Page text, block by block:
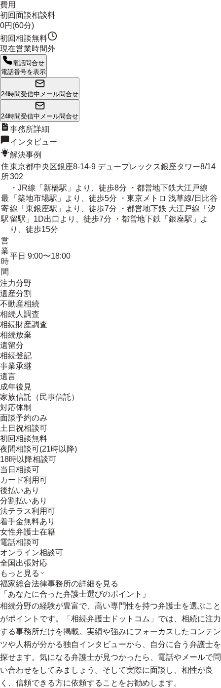
費用
初回面談相談料
0円(60分)
初回相談無料
現在営業時間外
電話問合せ
電話番号を表示
24時間受信中 メール問合せ
24時間受信中 メール問合せ
事務所詳細
インタビュー
解決事例
住
所
東京都中央区銀座8-14-9 デュープレックス銀座タワー8/14
302
最
寄
駅
・JR線「新橋駅」より、徒歩8分 ・都営地下鉄大江戸線
「築地市場駅」より、徒歩5分 ・東京メトロ 浅草線/日比谷
線「東銀座駅」より、徒歩7分 ・都営地下鉄 大江戸線「汐
留駅」1D出口より、徒歩7分 ・都営地下鉄「銀座駅」よ
り、徒歩15分
営
業
時
間
平日 9:00〜18:00
注力分野
遺産分割
不動産相続
相続人調査
相続財産調査
相続放棄
遺留分
相続登記
事業承継
遺言
成年後見
家族信託（民事信託）
対応体制
面談予約のみ
土日祝相談可
初回相談無料
夜間相談可(21時以降)
18時以降相談可
当日相談可
カード利用可
後払いあり
分割払いあり
法テラス利用可
着手金無料あり
女性弁護士在籍
電話相談可
オンライン相談可
全国出張対応
もっと見る
福家総合法律事務所の詳細を見る
「あなたに合った弁護士選びのポイント」
相続分野の経験が豊富で、高い専門性を持つ弁護士を選ぶこと
がポイントです。「相続弁護士ドットコム」では、相続に注力
する事務所だけを掲載。実績や強みにフォーカスしたコンテン
ツや人柄が分かる独自インタビューから、自分に合う弁護士を
探せます。気になる弁護士が見つかったら、電話やメールで問
い合わせをしてみましょう。そして実際に面談し、相性が良
く、信頼できる方に依頼することをお勧めします。